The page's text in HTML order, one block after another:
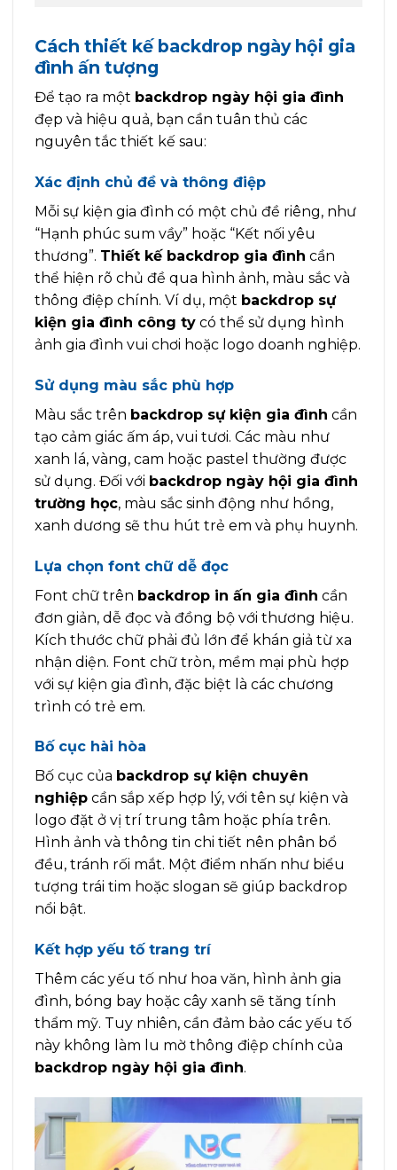
Cách thiết kế backdrop ngày hội gia
đình ấn tượng
Để tạo ra một backdrop ngày hội gia đình
đẹp và hiệu quả, bạn cần tuân thủ các
nguyên tắc thiết kế sau:
Xác định chủ đề và thông điệp
Mỗi sự kiện gia đình có một chủ đề riêng, như
“Hạnh phúc sum vầy” hoặc “Kết nối yêu
thương”. Thiết kế backdrop gia đình cần
thể hiện rõ chủ đề qua hình ảnh, màu sắc và
thông điệp chính. Ví dụ, một backdrop sự
kiện gia đình công ty có thể sử dụng hình
ảnh gia đình vui chơi hoặc logo doanh nghiệp.
Sử dụng màu sắc phù hợp
Màu sắc trên backdrop sự kiện gia đình cần
tạo cảm giác ấm áp, vui tươi. Các màu như
xanh lá, vàng, cam hoặc pastel thường được
sử dụng. Đối với backdrop ngày hội gia đình
trường học, màu sắc sinh động như hồng,
xanh dương sẽ thu hút trẻ em và phụ huynh.
Lựa chọn font chữ dễ đọc
Font chữ trên backdrop in ấn gia đình cần
đơn giản, dễ đọc và đồng bộ với thương hiệu.
Kích thước chữ phải đủ lớn để khán giả từ xa
nhận diện. Font chữ tròn, mềm mại phù hợp
với sự kiện gia đình, đặc biệt là các chương
trình có trẻ em.
Bố cục hài hòa
Bố cục của backdrop sự kiện chuyên
nghiệp cần sắp xếp hợp lý, với tên sự kiện và
logo đặt ở vị trí trung tâm hoặc phía trên.
Hình ảnh và thông tin chi tiết nên phân bổ
đều, tránh rối mắt. Một điểm nhấn như biểu
tượng trái tim hoặc slogan sẽ giúp backdrop
nổi bật.
Kết hợp yếu tố trang trí
Thêm các yếu tố như hoa văn, hình ảnh gia
đình, bóng bay hoặc cây xanh sẽ tăng tính
thẩm mỹ. Tuy nhiên, cần đảm bảo các yếu tố
này không làm lu mờ thông điệp chính của
backdrop ngày hội gia đình.